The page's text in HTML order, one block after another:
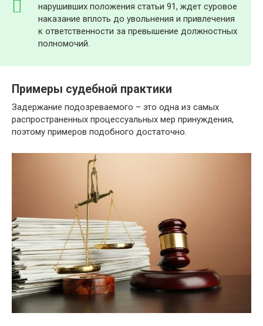
нарушивших положения статьи 91, ждет суровое
наказание вплоть до увольнения и привлечения
к ответственности за превышение должностных
полномочий.
Примеры судебной практики
Задержание подозреваемого – это одна из самых
распространенных процессуальных мер принуждения,
поэтому примеров подобного достаточно.